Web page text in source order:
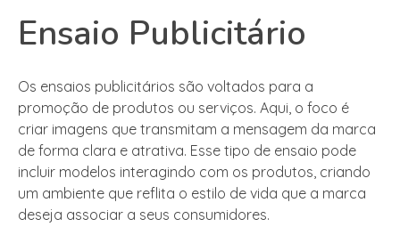
Ensaio Publicitário
Os ensaios publicitários são voltados para a
promoção de produtos ou serviços. Aqui, o foco é
criar imagens que transmitam a mensagem da marca
de forma clara e atrativa. Esse tipo de ensaio pode
incluir modelos interagindo com os produtos, criando
um ambiente que reflita o estilo de vida que a marca
deseja associar a seus consumidores.